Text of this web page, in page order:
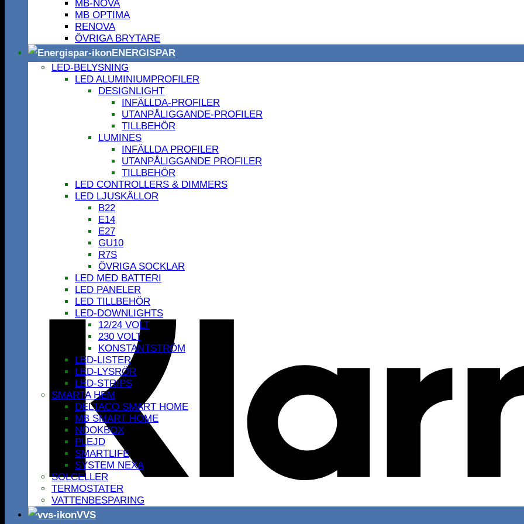
MB-NOVA
MB OPTIMA
RENOVA
ÖVRIGA BRYTARE
ENERGISPAR
LED-BELYSNING
LED ALUMINIUMPROFILER
DESIGNLIGHT
INFÄLLDA-PROFILER
UTANPÅLIGGANDE-PROFILER
TILLBEHÖR
LUMINES
INFÄLLDA PROFILER
UTANPÅLIGGANDE PROFILER
TILLBEHÖR
LED CONTROLLERS & DIMMERS
LED LJUSKÄLLOR
B22
E14
E27
GU10
R7S
ÖVRIGA SOCKLAR
LED MED BATTERI
LED PANELER
LED TILLBEHÖR
LED-DOWNLIGHTS
12/24 VOLT
230 VOLT
KONSTANTSTRÖM
LED-LISTER
LED-LYSRÖR
LED-STRIPS
SMARTA HEM
DELTACO SMART HOME
MB SMART HOME
NOOKBOX
PLEJD
SMARTLIFE
SYSTEM NEXA
SOLCELLER
TERMOSTATER
VATTENBESPARING
VVS